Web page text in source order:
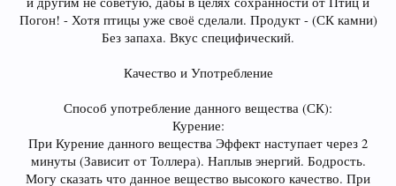
Погон! - Хотя птицы уже своё сделали. Продукт - (СК камни)
Без запаха. Вкус специфический.
Качество и Употребление
Способ употребление данного вещества (СК):
Курение:
При Курение данного вещества Эффект наступает через 2
минуты (Зависит от Толлера). Наплыв энергий. Бодрость.
Могу сказать что данное вещество высокого качество. При